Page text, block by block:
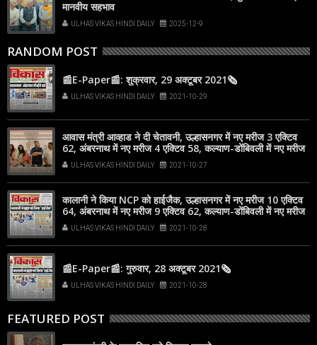
मानवीय सहभाव
ULHAS VIKAS HINDI DAILY 2025-12-9
RANDOM POST
📰E-Paper📰: शुक्रवार, 29 अक्टूबर 2021🗞
ULHAS VIKAS HINDI DAILY 2021-10-29
आवास मंत्री आव्हाड ने दी चेतावनी, उल्हासनगर में नए मरीज 3 एक्टिव
62, अंबरनाथ में नए मरीज 4 एक्टिव 58, कल्याण-डोंबिवली में नए मरीज
41 ULHAS VIKAS HINDI DAILY 2021-10-27
कालानी ने किया NCP को हाईजैक, उल्हासनगर में नए मरीज 10 एक्टिव
64, अंबरनाथ में नए मरीज 9 एक्टिव 62, कल्याण-डोंबिवली में नए मरीज
63 ULHAS VIKAS HINDI DAILY 2021-10-28
📰E-Paper📰: गुरुवार, 28 अक्टूबर 2021🗞
ULHAS VIKAS HINDI DAILY 2021-10-28
FEATURED POST